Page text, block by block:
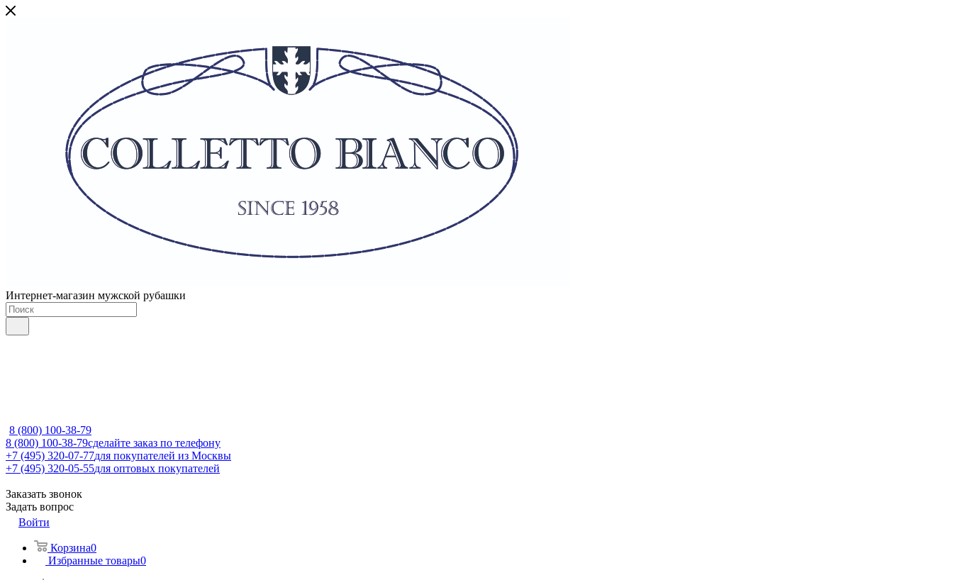
Интернет-магазин мужской рубашки
8 (800) 100-38-79
8 (800) 100-38-79сделайте заказ по телефону
+7 (495) 320-07-77для покупателей из Москвы
+7 (495) 320-05-55для оптовых покупателей
Заказать звонок
Задать вопрос
Войти
Корзина0
Избранные товары0